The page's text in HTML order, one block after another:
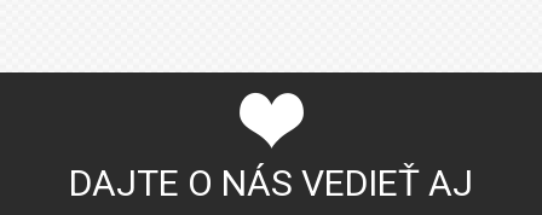
DAJTE O NÁS VEDIEŤ AJ